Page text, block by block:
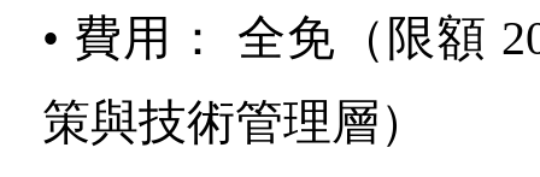
• 費用： 全免（限額
策與技術管理層）